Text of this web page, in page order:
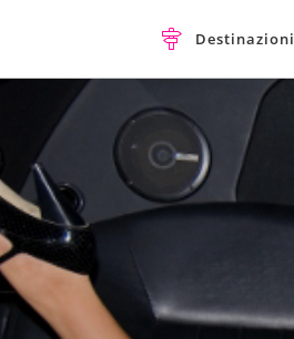
Destinazioni